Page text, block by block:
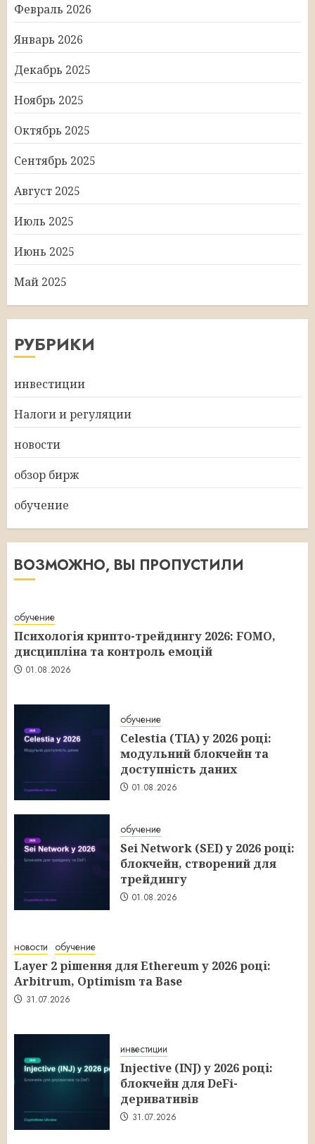
Февраль 2026
Январь 2026
Декабрь 2025
Ноябрь 2025
Октябрь 2025
Сентябрь 2025
Август 2025
Июль 2025
Июнь 2025
Май 2025
РУБРИКИ
инвестиции
Налоги и регуляции
новости
обзор бирж
обучение
ВОЗМОЖНО, ВЫ ПРОПУСТИЛИ
обучение
Психологія крипто-трейдингу 2026: FOMO,
дисципліна та контроль емоцій
01.08.2026
обучение
Celestia (TIA) у 2026 році:
модульний блокчейн та
доступність даних
01.08.2026
обучение
Sei Network (SEI) у 2026 році:
блокчейн, створений для
трейдингу
01.08.2026
новости обучение
Layer 2 рішення для Ethereum у 2026 році:
Arbitrum, Optimism та Base
31.07.2026
инвестиции
Injective (INJ) у 2026 році:
блокчейн для DeFi-
деривативів
31.07.2026